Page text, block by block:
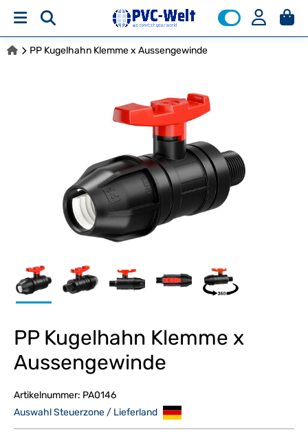
PP Kugelhahn Klemme x Aussengewinde
PP Kugelhahn Klemme x
Aussengewinde
Artikelnummer: PA0146
Auswahl Steuerzone / Lieferland